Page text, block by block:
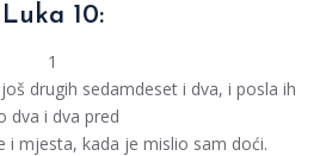
Luka 10:
1
drugih sedamdeset i dva, i posla ih
dva i dva pred
i mjesta, kada je mislio sam doći.